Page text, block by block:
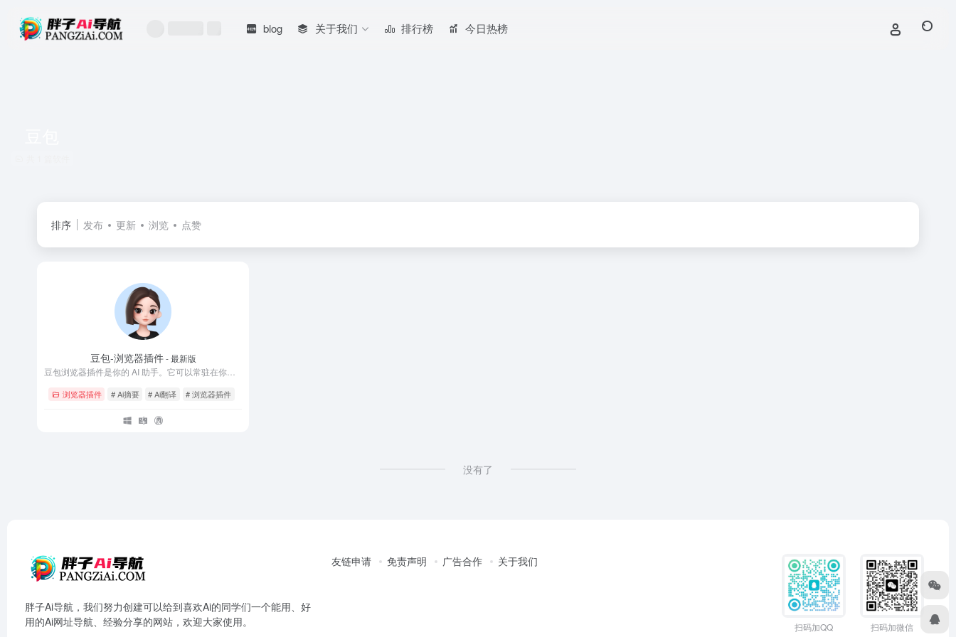
blog 关于我们 排行榜 今日热榜
排序 发布 更新 浏览 点赞
豆包-浏览器插件- 最新版
浏览器插件 # Ai摘要 # Ai翻译 # 浏览器插件
没有了
胖子Ai导航，我们努力创建可以给到喜欢Ai的同学们一个能用、好
用的Ai网址导航、经验分享的网站，欢迎大家使用。
友链申请 免责声明 广告合作 关于我们
扫码加QQ 扫码加微信